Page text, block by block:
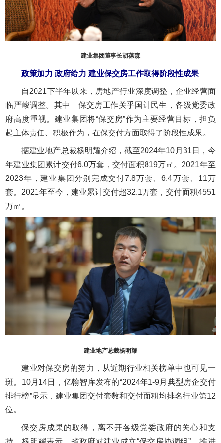
建业集团董事长胡葆森
政策加力 政府给力 建业保交房工作取得阶段性成果
自2021下半年以来，房地产行业深度调整，企业经营面
临严峻调整。其中，保交房工作关乎国计民生，各级党委政
府高度重视。建业集团将“保交房”作为主要经营目标，担负
起主体责任、积极作为，在保交付方面取得了阶段性成果。
据建业地产总裁杨明耀介绍，截至2024年10月31日，今
年建业集团累计交付6.0万套，交付面积819万㎡。2021年至
2023年，建业集团分别完成交付7.8万套、6.4万套、11万
套。2021年至今，建业累计交付超32.1万套，交付面积4551
万㎡。
建业地产总裁杨明耀
建业对保交房的努力，从近期行业相关榜单中也可见一
斑。10月14日，亿翰智库发布的“2024年1-9月典型房企交付
排行榜”显示，建业集团交付套数和交付面积均排名行业第12
位。
保交房成果的取得，离不开各级党委政府的关心和支